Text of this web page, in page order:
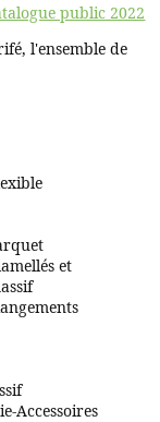
public 2022
l'ensemble de
et
Accessoires